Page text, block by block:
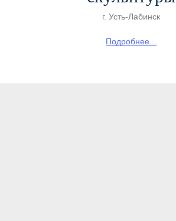
г. Усть-Лабинск
Подробнее...